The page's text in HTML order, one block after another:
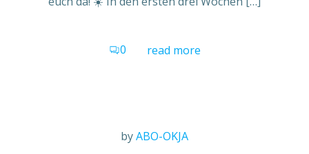
0 read more
byABO-OKJA